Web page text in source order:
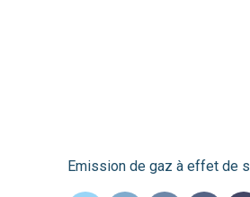
Emission de gaz à effet de